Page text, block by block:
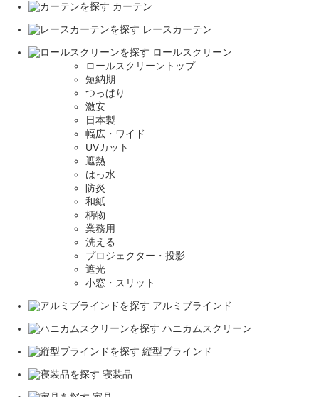
カーテン
レースカーテン
ロールスクリーン
ロールスクリーントップ
短納期
つっぱり
激安
日本製
幅広・ワイド
UVカット
遮熱
はっ水
防炎
和紙
柄物
業務用
洗える
プロジェクター・投影
遮光
小窓・スリット
アルミブラインド
ハニカムスクリーン
縦型ブラインド
寝装品